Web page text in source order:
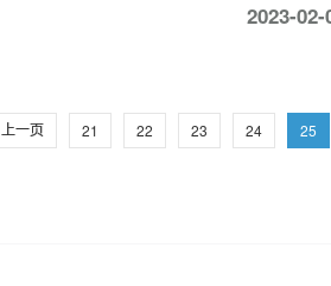
2023-02-
上一页 21 22 23 24 25